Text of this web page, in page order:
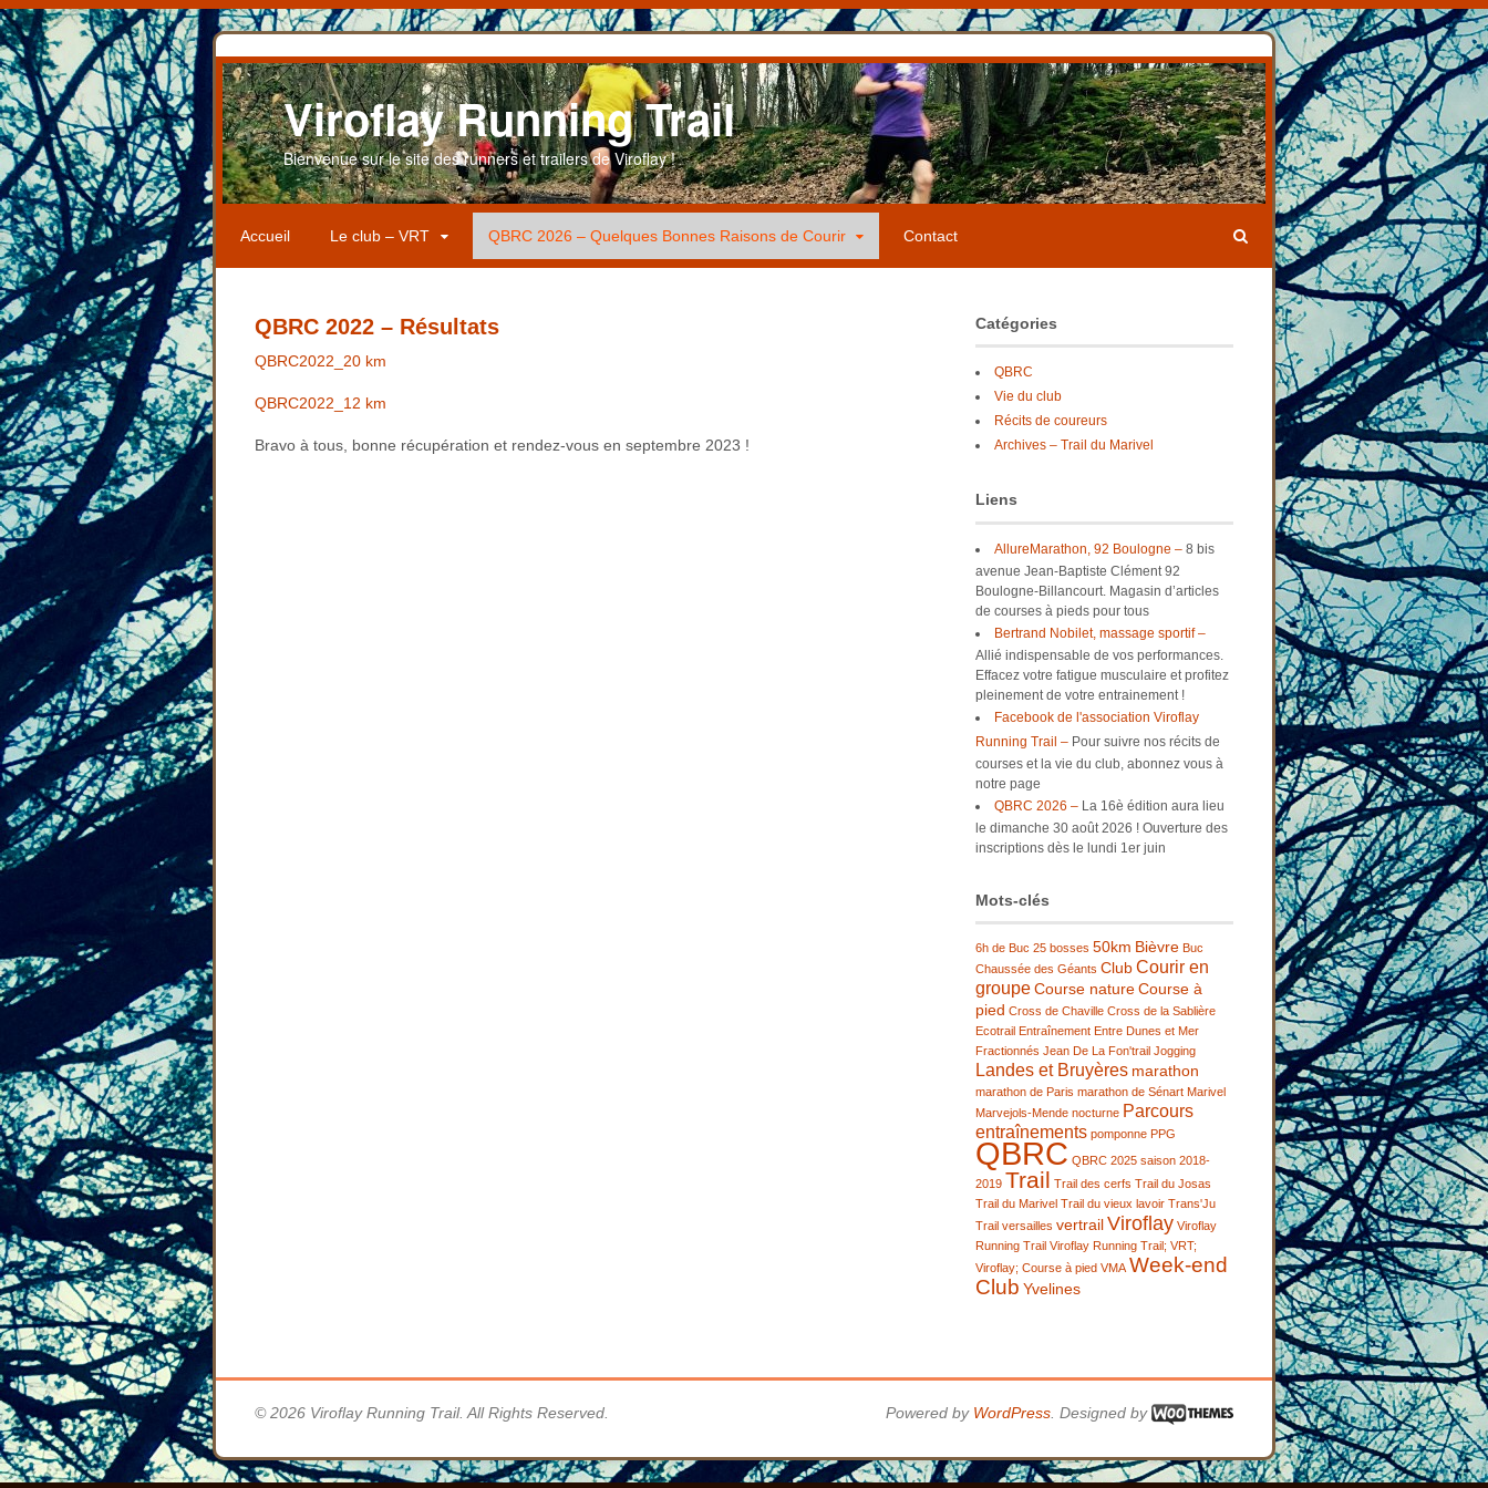
Viroflay Running Trail
Bienvenue sur le site des runners et trailers de Viroflay !
Accueil Le club – VRT QBRC 2026 – Quelques Bonnes Raisons de Courir Contact
QBRC 2022 – Résultats
QBRC2022_20 km
QBRC2022_12 km
Bravo à tous, bonne récupération et rendez-vous en septembre 2023 !
Catégories
QBRC
Vie du club
Récits de coureurs
Archives – Trail du Marivel
Liens
AllureMarathon, 92 Boulogne –8 bis
avenue Jean-Baptiste Clément 92
Boulogne-Billancourt. Magasin d’articles
de courses à pieds pour tous
Bertrand Nobilet, massage sportif –
Allié indispensable de vos performances.
Effacez votre fatigue musculaire et profitez
pleinement de votre entrainement !
Facebook de l'association Viroflay
Running Trail –Pour suivre nos récits de
courses et la vie du club, abonnez vous à
notre page
QBRC 2026 –La 16è édition aura lieu
le dimanche 30 août 2026 ! Ouverture des
inscriptions dès le lundi 1er juin
Mots-clés
6h de Buc 25 bosses 50km Bièvre Buc
Chaussée des Géants Club Courir en
groupe Course nature Course à
pied Cross de Chaville Cross de la Sablière
Ecotrail Entraînement Entre Dunes et Mer
Fractionnés Jean De La Fon'trail Jogging
Landes et Bruyères marathon
marathon de Paris marathon de Sénart Marivel
Marvejols-Mende nocturne Parcours
entraînements pomponne PPG
QBRC QBRC 2025 saison 2018-
2019 Trail Trail des cerfs Trail du Josas
Trail du Marivel Trail du vieux lavoir Trans'Ju
Trail versailles vertrail Viroflay Viroflay
Running Trail Viroflay Running Trail; VRT;
Viroflay; Course à pied VMA Week-end
Club Yvelines
© 2026 Viroflay Running Trail. All Rights Reserved. Powered by WordPress . Designed by